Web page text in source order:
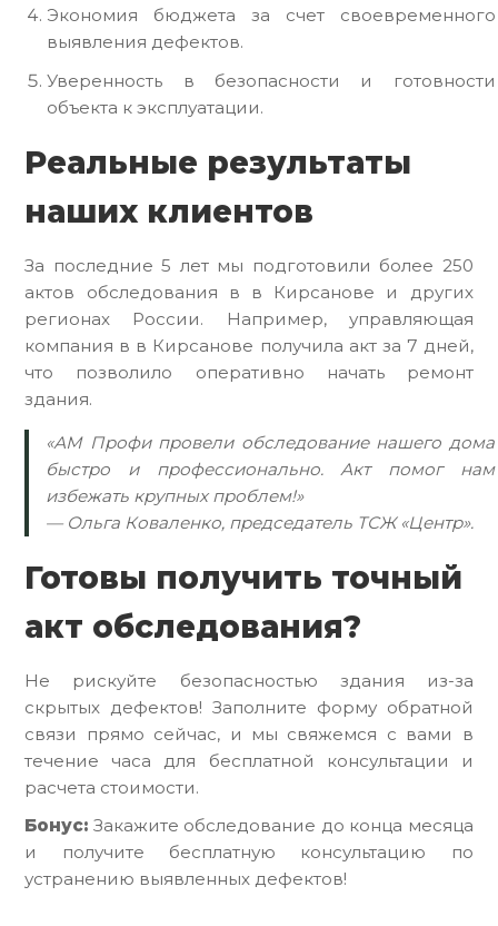
Экономия бюджета за счет своевременного
выявления дефектов.
Уверенность в безопасности и готовности
объекта к эксплуатации.
Реальные результаты
наших клиентов
За последние 5 лет мы подготовили более 250
актов обследования в в Кирсанове и других
регионах России. Например, управляющая
компания в в Кирсанове получила акт за 7 дней,
что позволило оперативно начать ремонт
здания.
«АМ Профи провели обследование нашего дома
быстро и профессионально. Акт помог нам
избежать крупных проблем!»
— Ольга Коваленко, председатель ТСЖ «Центр».
Готовы получить точный
акт обследования?
Не рискуйте безопасностью здания из-за
скрытых дефектов! Заполните форму обратной
связи прямо сейчас, и мы свяжемся с вами в
течение часа для бесплатной консультации и
расчета стоимости.
Бонус: Закажите обследование до конца месяца
и получите бесплатную консультацию по
устранению выявленных дефектов!